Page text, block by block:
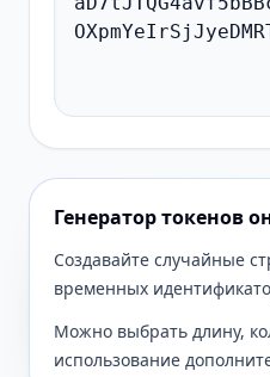
Генератор токенов
Создавайте случайные
временных
Можно выбрать длину,
использование